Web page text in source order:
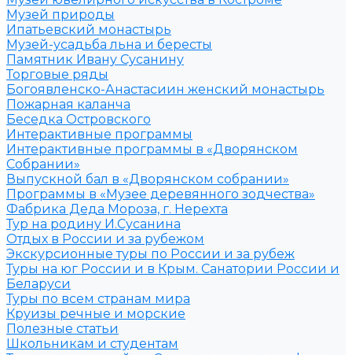
Музей природы
Ипатьевский монастырь
Музей-усадьба льна и бересты
Памятник Ивану Сусанину
Торговые ряды
Богоявленско-Анастасиин женский монастырь
Пожарная каланча
Беседка Островского
Интерактивные программы
Интерактивные программы в «Дворянском
Собрании»
Выпускной бал в «Дворянском собрании»
Программы в «Музее деревянного зодчества»
Фабрика Деда Мороза, г. Нерехта
Тур на родину И.Сусанина
Отдых в России и за рубежом
Экскурсионные туры по России и за рубеж
Туры на юг России и в Крым. Санатории России и
Беларуси
Туры по всем странам мира
Круизы речные и морские
Полезные статьи
Школьникам и студентам